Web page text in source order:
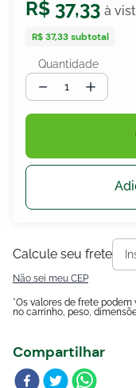
R$ 37,33
R$ 37,33subtotal
Quantidade
＋
－
Calcule seu frete
Não sei meu CEP
*Os valores de frete
no carrinho, peso,
Compartilhar